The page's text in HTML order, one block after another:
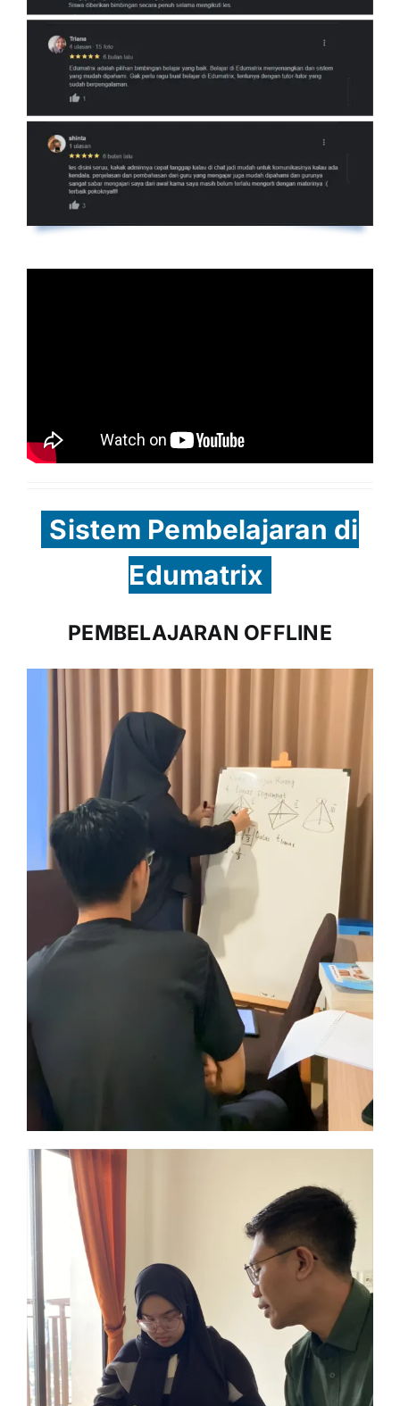
Sistem Pembelajaran di
Edumatrix
PEMBELAJARAN OFFLINE